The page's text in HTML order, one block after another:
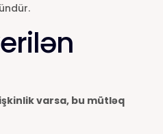
varsa, bu mütləq